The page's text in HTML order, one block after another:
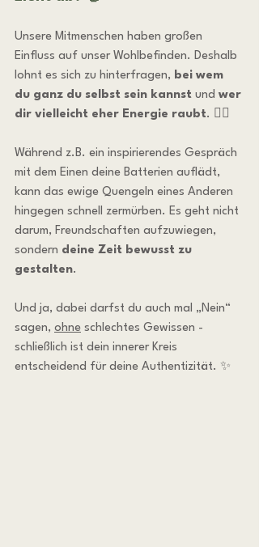
Unsere Mitmenschen haben großen
Einfluss auf unser Wohlbefinden. Deshalb
lohnt es sich zu hinterfragen, bei wem
du ganz du selbst sein kannst und wer
dir vielleicht eher Energie raubt. 😶‍🌫️
Während z.B. ein inspirierendes Gespräch
mit dem Einen deine Batterien auflädt,
kann das ewige Quengeln eines Anderen
hingegen schnell zermürben. Es geht nicht
darum, Freundschaften aufzuwiegen,
sondern deine Zeit bewusst zu
gestalten.
Und ja, dabei darfst du auch mal „Nein“
sagen, ohne schlechtes Gewissen -
schließlich ist dein innerer Kreis
entscheidend für deine Authentizität. ✨